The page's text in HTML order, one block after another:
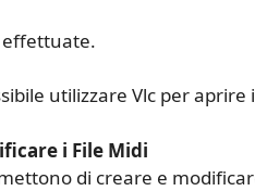
effettuate.
utilizzare Vlc per aprire
i File Midi
di creare e